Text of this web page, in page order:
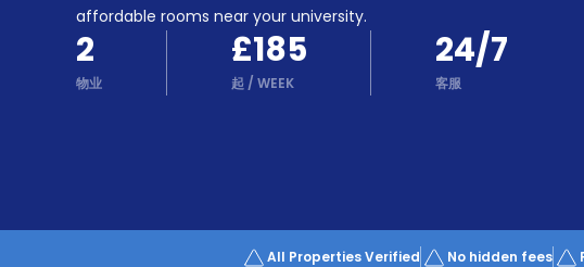
Partner
Support
support
affordable rooms near your university.
2
物业
£185
起 / WEEK
24/7
客服
All Properties Verified No hidden fees